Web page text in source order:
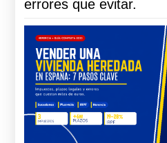
errores que evitar.